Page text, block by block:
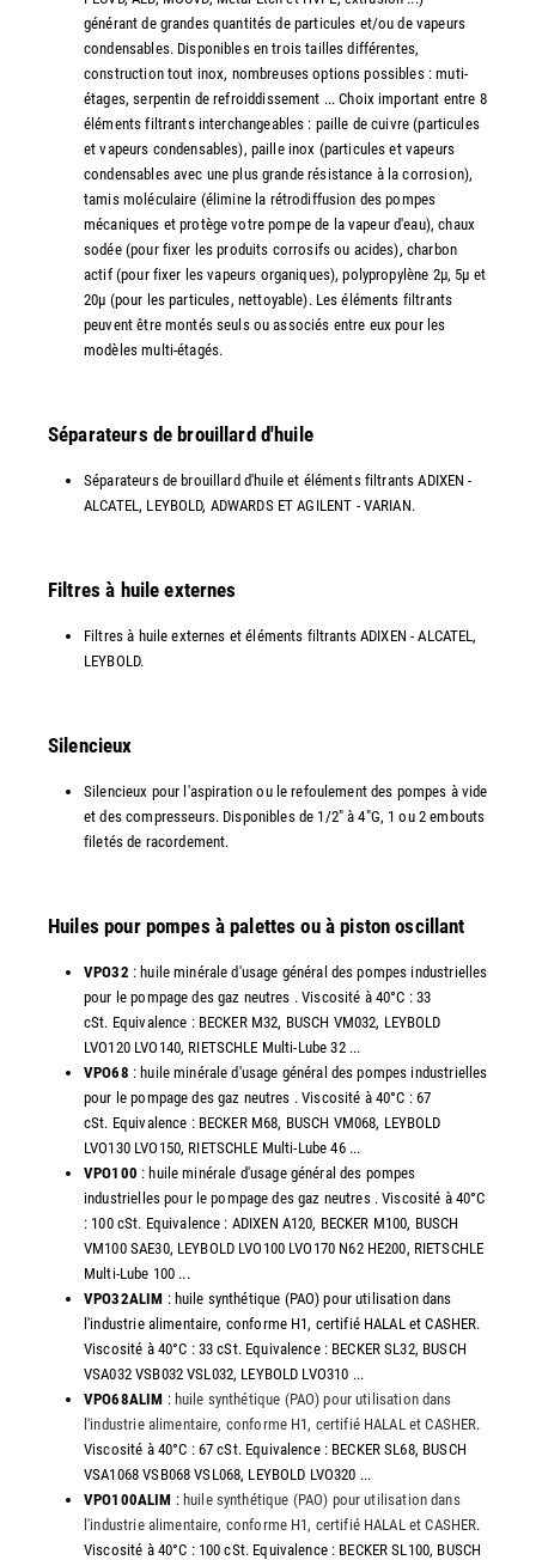
générant de grandes quantités de particules et/ou de vapeurs
condensables. Disponibles en trois tailles différentes,
construction tout inox, nombreuses options possibles : muti-
étages, serpentin de refroiddissement ... Choix important entre 8
éléments filtrants interchangeables : paille de cuivre (particules
et vapeurs condensables), paille inox (particules et vapeurs
condensables avec une plus grande résistance à la corrosion),
tamis moléculaire (élimine la rétrodiffusion des pompes
mécaniques et protège votre pompe de la vapeur d'eau), chaux
sodée (pour fixer les produits corrosifs ou acides), charbon
actif (pour fixer les vapeurs organiques), polypropylène 2µ, 5µ et
20µ (pour les particules, nettoyable). Les éléments filtrants
peuvent être montés seuls ou associés entre eux pour les
modèles multi-étagés.
Séparateurs de brouillard d'huile
Séparateurs de brouillard d'huile et éléments filtrants ADIXEN -
ALCATEL, LEYBOLD, ADWARDS ET AGILENT - VARIAN.
Filtres à huile externes
Filtres à huile externes et éléments filtrants ADIXEN - ALCATEL,
LEYBOLD.
Silencieux
Silencieux pour l'aspiration ou le refoulement des pompes à vide
et des compresseurs. Disponibles de 1/2" à 4"G, 1 ou 2 embouts
filetés de racordement.
Huiles pour pompes à palettes ou à piston oscillant
VPO32 : huile minérale d'usage général des pompes industrielles
pour le pompage des gaz neutres . Viscosité à 40°C : 33
cSt. Equivalence : BECKER M32, BUSCH VM032, LEYBOLD
LVO120 LVO140, RIETSCHLE Multi-Lube 32 ...
VPO68 : huile minérale d'usage général des pompes industrielles
pour le pompage des gaz neutres . Viscosité à 40°C : 67
cSt. Equivalence : BECKER M68, BUSCH VM068, LEYBOLD
LVO130 LVO150, RIETSCHLE Multi-Lube 46 ...
VPO100 : huile minérale d'usage général des pompes
industrielles pour le pompage des gaz neutres . Viscosité à 40°C
: 100 cSt. Equivalence : ADIXEN A120, BECKER M100, BUSCH
VM100 SAE30, LEYBOLD LVO100 LVO170 N62 HE200, RIETSCHLE
Multi-Lube 100 ...
VPO32ALIM : huile synthétique (PAO) pour utilisation dans
l'industrie alimentaire, conforme H1, certifié HALAL et CASHER.
Viscosité à 40°C : 33 cSt. Equivalence : BECKER SL32, BUSCH
VSA032 VSB032 VSL032, LEYBOLD LVO310 ...
VPO68ALIM : huile synthétique (PAO) pour utilisation dans
l'industrie alimentaire, conforme H1, certifié HALAL et CASHER.
Viscosité à 40°C : 67 cSt. Equivalence : BECKER SL68, BUSCH
VSA1068 VSB068 VSL068, LEYBOLD LVO320 ...
VPO100ALIM : huile synthétique (PAO) pour utilisation dans
l'industrie alimentaire, conforme H1, certifié HALAL et CASHER.
Viscosité à 40°C : 100 cSt. Equivalence : BECKER SL100, BUSCH